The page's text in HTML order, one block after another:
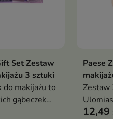
Set Zestaw
3 sztuki
do makijażu to
gąbeczek
gładkie,
Paese
Zestaw
12,49